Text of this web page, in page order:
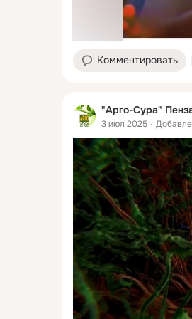
Комментировать
"Арго-Сура"
3 июл 2025